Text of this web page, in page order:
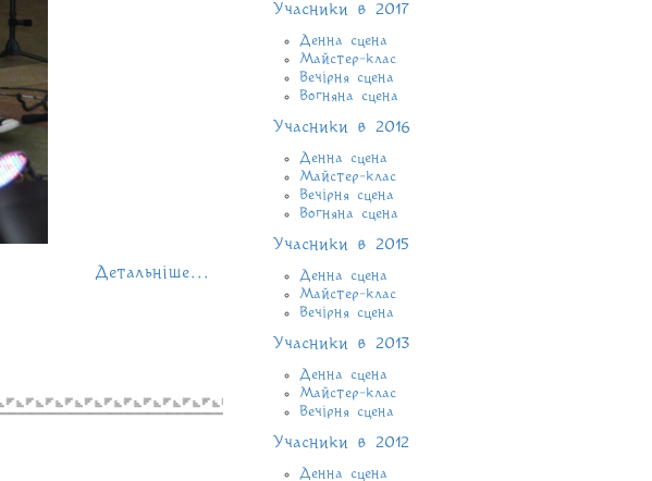
Детальніше...
Учасники в 2017
Денна сцена
Майстер-клас
Вечірня сцена
Вогняна сцена
Учасники в 2016
Денна сцена
Майстер-клас
Вечірня сцена
Вогняна сцена
Учасники в 2015
Денна сцена
Майстер-клас
Вечірня сцена
Учасники в 2013
Денна сцена
Майстер-клас
Вечірня сцена
Учасники в 2012
Денна сцена